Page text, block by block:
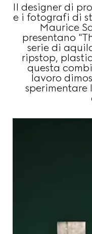
Il designer di
e i fotografi di
Maurice
presentano
serie di
ripstop,
questa
lavoro